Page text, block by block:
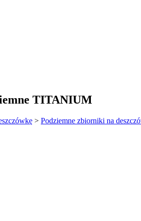
TITANIUM
> Podziemne zbiorniki na